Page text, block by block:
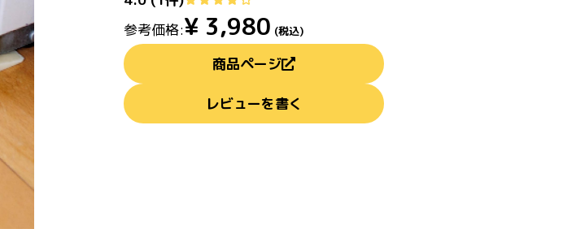
参考価格:¥ 3,980 (税込)
商品ページ
レビューを書く